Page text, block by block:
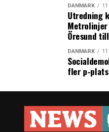
trafikale forandringer, der
forbindelsen, vil der være
indtil 2040”, skriver
Og heller ikke
trængselsproblemer. I dag
at omkring 35 godstog
vil derfor tage sin tid, før
DANMARK
Utredning
Metrolinjer
Öresund
DANMARK
fler p-